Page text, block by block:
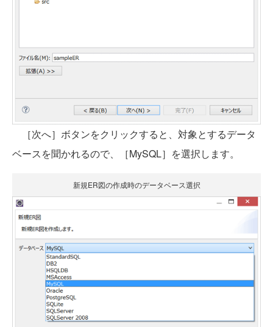
［次へ］ボタンをクリックすると、対象とするデータ
ベースを聞かれるので、［MySQL］を選択します。
新規ER図の作成時のデータベース選択